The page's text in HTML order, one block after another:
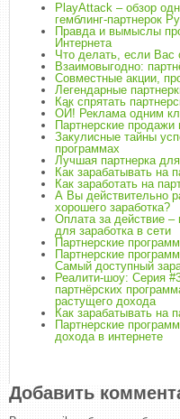
PlayAttack – обзор
гемблинг-партнерок
Правда и вымыслы
Интернета
Что делать, если Вас
Взаимовыгодно:
Совместные акции,
Легендарные
Как спрятать
ОЙ! Реклама одним
Партнерские продажи
Закулисные тайны
программах
Лучшая партнерка
Как зарабатывать на
Как заработать на
А Вы действительно
хорошего заработка?
Оплата за действие –
для заработка в сети
Партнерские
Партнерские
Самый доступный
Реалити-шоу: Серия
партнёрских
растущего дохода
Как зарабатывать на
Партнерские
дохода в интернете
Добавить